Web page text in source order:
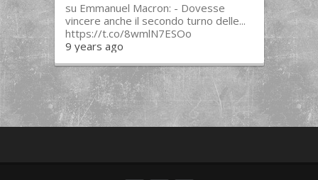
su Emmanuel Macron: - Dovesse
vincere anche il secondo turno delle...
https://t.co/8wmlN7ESOo
9 years ago